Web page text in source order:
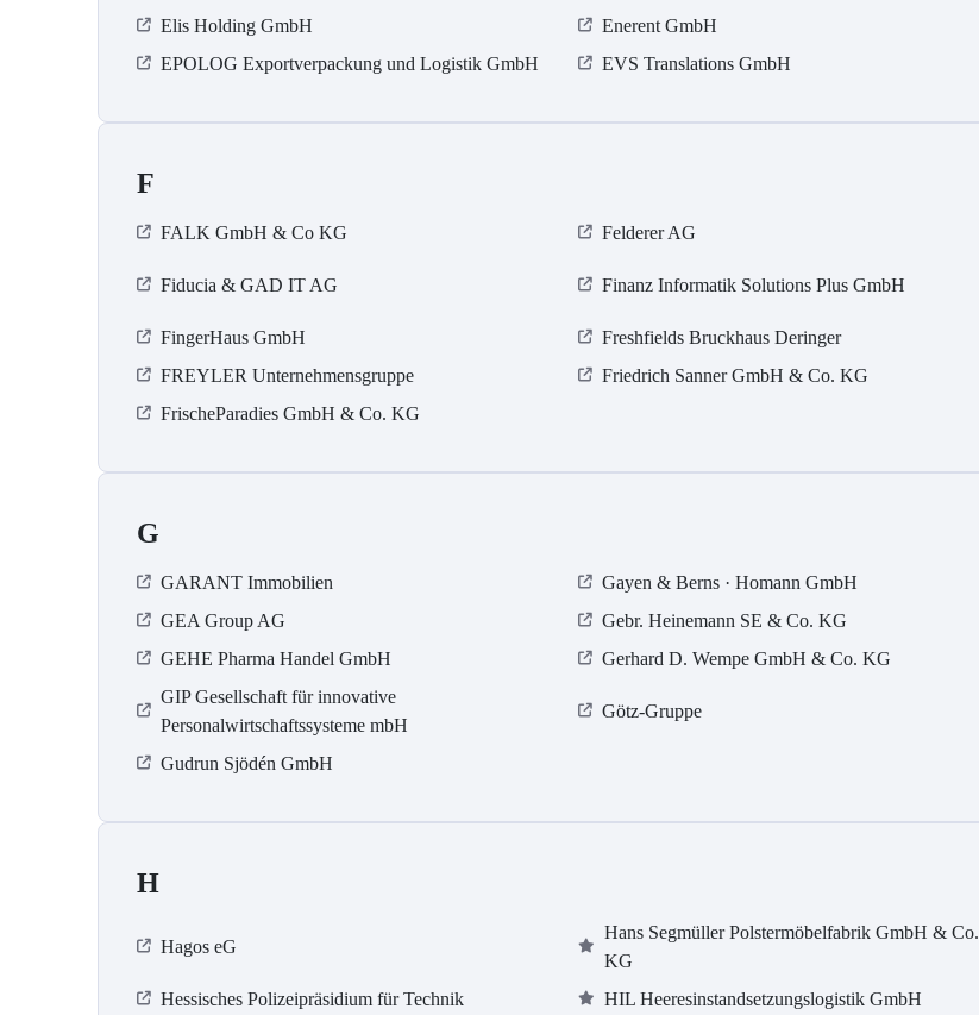
Elis Holding GmbH
Enerent GmbH
EPOLOG Exportverpackung und Logistik GmbH
EVS Translations GmbH
F
FALK GmbH & Co KG Felderer AG
Fiducia & GAD IT AG Finanz Informatik Solutions Plus GmbH
FingerHaus GmbH
Freshfields Bruckhaus Deringer
FREYLER Unternehmensgruppe
Friedrich Sanner GmbH & Co. KG
FrischeParadies GmbH & Co. KG
G
GARANT Immobilien Gayen & Berns · Homann GmbH
GEA Group AG
Gebr. Heinemann SE & Co. KG
GEHE Pharma Handel GmbH
Gerhard D. Wempe GmbH & Co. KG
GIP Gesellschaft für innovative
Personalwirtschaftssysteme mbH
Götz-Gruppe
Gudrun Sjödén GmbH
H
Hagos eG
Hans Segmüller Polstermöbelfabrik GmbH & Co.
KG
Hessisches Polizeipräsidium für Technik
HIL Heeresinstandsetzungslogistik GmbH